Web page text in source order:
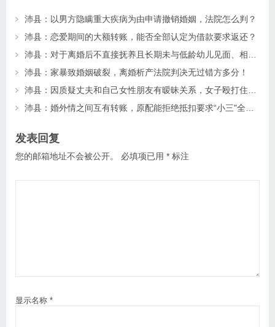
沛县：以男方隐瞒重大疾病为由申请撤销婚姻，法院怎么判？
沛县：恋爱期间的大额转账，能否全部认定为借款要求返还？
沛县：家暴致婚姻破裂，离婚析产法院判决无过错方多分！
发表回复
您的邮箱地址不会被公开。 必填项已用 * 标注
显示名称 *